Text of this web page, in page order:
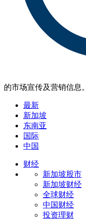
的市场宣传及营销信息。
最新
新加坡
东南亚
国际
中国
财经
新加坡股市
新加坡财经
全球财经
中国财经
投资理财